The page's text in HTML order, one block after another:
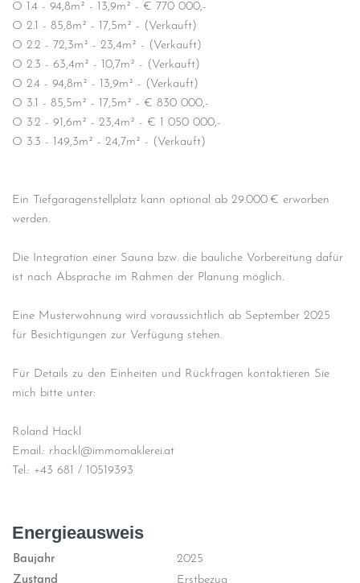
O 1.4 - 94,8m² - 13,9m² - € 770 000,-
O 2.1 - 85,8m² - 17,5m² - (Verkauft)
O 2.2 - 72,3m² - 23,4m² - (Verkauft)
O 2.3 - 63,4m² - 10,7m² - (Verkauft)
O 2.4 - 94,8m² - 13,9m² - (Verkauft)
O 3.1 - 85,5m² - 17,5m² - € 830 000,-
O 3.2 - 91,6m² - 23,4m² - € 1 050 000,-
O 3.3 - 149,3m² - 24,7m² - (Verkauft)
Ein Tiefgaragenstellplatz kann optional ab 29.000 € erworben
werden.
Die Integration einer Sauna bzw. die bauliche Vorbereitung dafür
ist nach Absprache im Rahmen der Planung möglich.
Eine Musterwohnung wird voraussichtlich ab September 2025
für Besichtigungen zur Verfügung stehen.
Für Details zu den Einheiten und Rückfragen kontaktieren Sie
mich bitte unter:
Roland Hackl
Email.: r.hackl@immomaklerei.at
Tel.: +43 681 / 10519393
Energieausweis
Baujahr
2025
Zustand
Erstbezug